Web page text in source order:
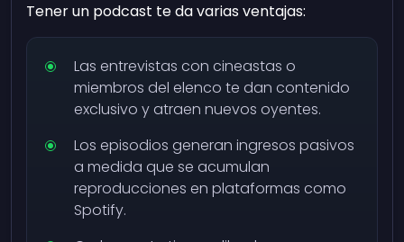
Tener un podcast te da varias ventajas:
Las entrevistas con cineastas o
miembros del elenco te dan contenido
exclusivo y atraen nuevos oyentes.
Los episodios generan ingresos pasivos
a medida que se acumulan
reproducciones en plataformas como
Spotify.